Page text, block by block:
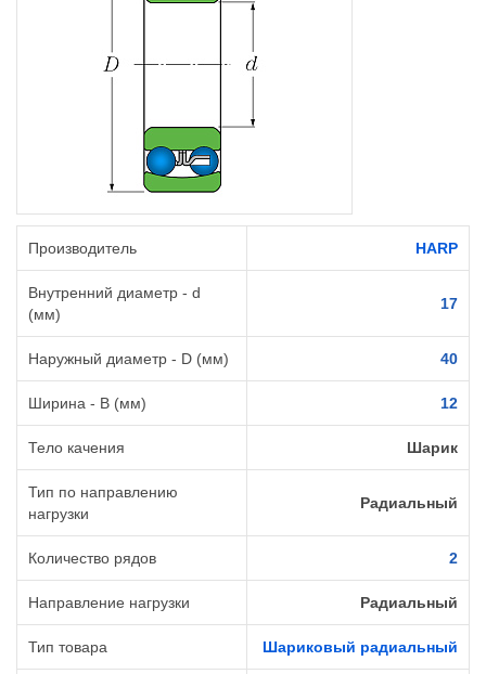
Производитель HARP
Внутренний диаметр - d
(мм)
17
Наружный диаметр - D (мм) 40
Ширина - B (мм) 12
Тело качения Шарик
Тип по направлению
нагрузки
Радиальный
Количество рядов 2
Направление нагрузки Радиальный
Тип товара Шариковый радиальный